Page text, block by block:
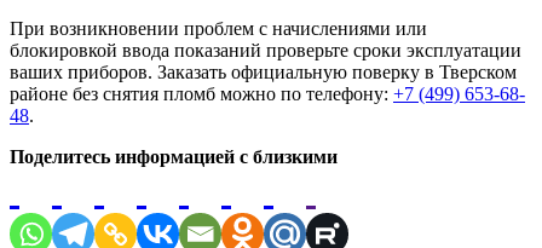
При возникновении проблем с начислениями или
блокировкой ввода показаний проверьте сроки эксплуатации
ваших приборов. Заказать официальную поверку в Тверском
районе без снятия пломб можно по телефону: +7 (499) 653-68-
48.
Поделитесь информацией с близкими